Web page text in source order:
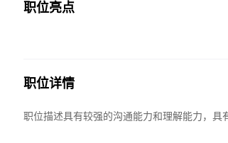
职位亮点
职位详情
职位描述具有较强的沟通能力和理解能力，具